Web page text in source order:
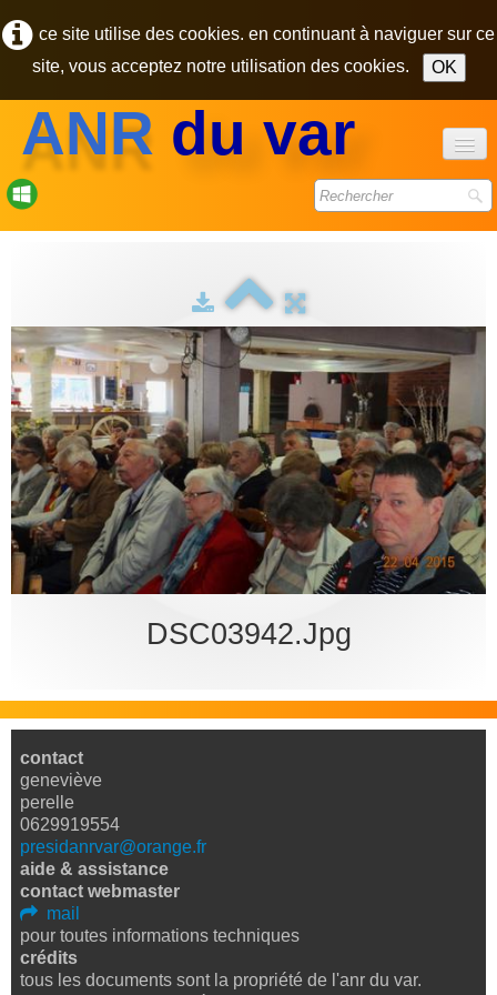
ce site utilise des cookies. en continuant à naviguer sur ce
site, vous acceptez notre utilisation des cookies.
OK
ANR du var
accueil
photos▼
contact
pôle des retraités
bureau
DSC03942.jpg
contact
geneviève
perelle
0629919554
presidanrvar@orange.fr
aide & assistance
contact webmaster
mail
pour toutes informations techniques
crédits
tous les documents sont la propriété de l'anr du var.